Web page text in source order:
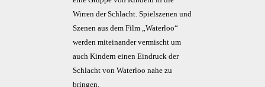
Wirren der Schlacht. Spielszenen und
Szenen aus dem Film „Waterloo“
werden miteinander vermischt um
auch Kindern einen Eindruck der
Schlacht von Waterloo nahe zu
bringen.